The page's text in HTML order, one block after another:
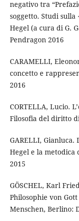
negativo tra
soggetto. Studi
Hegel (a cura di G.
Pendragon 2016
CARAMELLI,
concetto e
2016
CORTELLA, Lucio.
Filosofia del diritto
GARELLI,
Hegel e la metodica
2015
GÖSCHEL, Karl
Philosophie von
Menschen, Berlino: